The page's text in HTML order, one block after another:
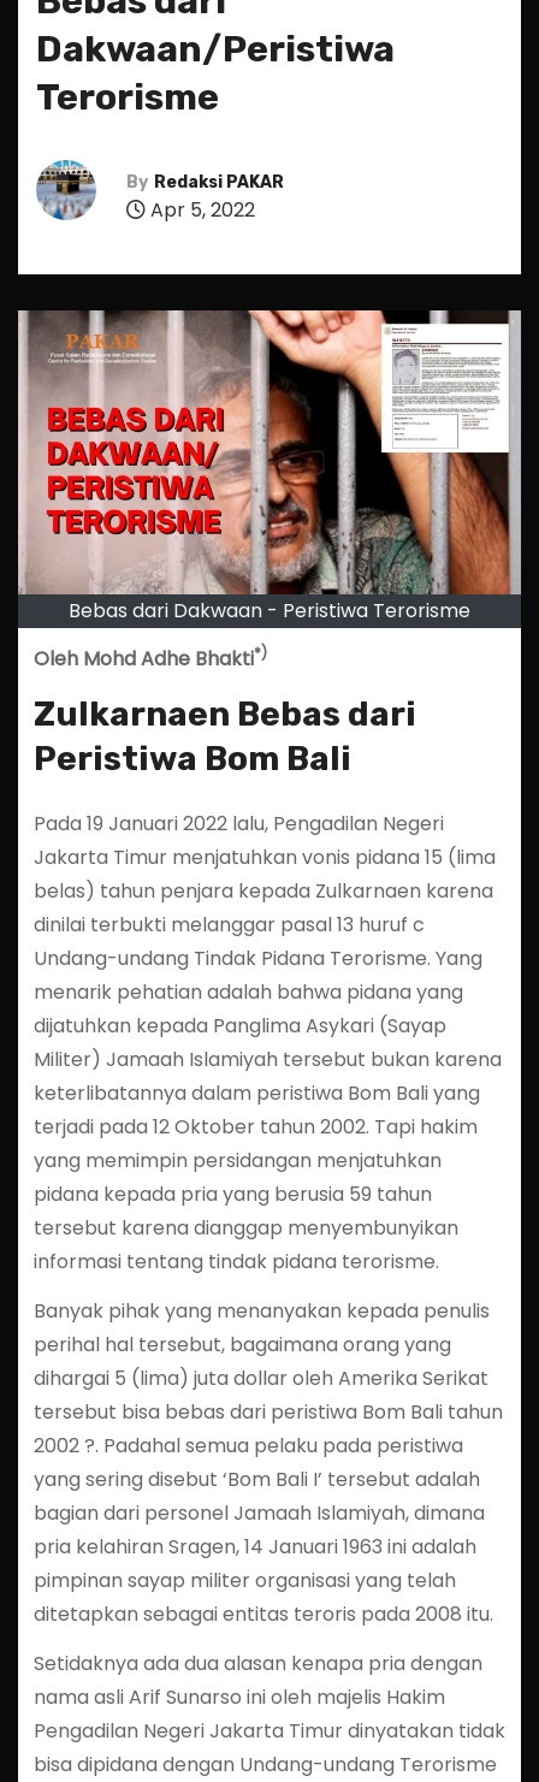
Dakwaan/Peristiwa
Terorisme
By Redaksi PAKAR
Apr 5, 2022
Bebas dari Dakwaan - Peristiwa Terorisme
Oleh Mohd Adhe Bhakti*)
Zulkarnaen Bebas dari
Peristiwa Bom Bali
Pada 19 Januari 2022 lalu, Pengadilan Negeri
Jakarta Timur menjatuhkan vonis pidana 15 (lima
belas) tahun penjara kepada Zulkarnaen karena
dinilai terbukti melanggar pasal 13 huruf c
Undang-undang Tindak Pidana Terorisme. Yang
menarik pehatian adalah bahwa pidana yang
dijatuhkan kepada Panglima Asykari (Sayap
Militer) Jamaah Islamiyah tersebut bukan karena
keterlibatannya dalam peristiwa Bom Bali yang
terjadi pada 12 Oktober tahun 2002. Tapi hakim
yang memimpin persidangan menjatuhkan
pidana kepada pria yang berusia 59 tahun
tersebut karena dianggap menyembunyikan
informasi tentang tindak pidana terorisme.
Banyak pihak yang menanyakan kepada penulis
perihal hal tersebut, bagaimana orang yang
dihargai 5 (lima) juta dollar oleh Amerika Serikat
tersebut bisa bebas dari peristiwa Bom Bali tahun
2002 ?. Padahal semua pelaku pada peristiwa
yang sering disebut ‘Bom Bali I’ tersebut adalah
bagian dari personel Jamaah Islamiyah, dimana
pria kelahiran Sragen, 14 Januari 1963 ini adalah
pimpinan sayap militer organisasi yang telah
ditetapkan sebagai entitas teroris pada 2008 itu.
Setidaknya ada dua alasan kenapa pria dengan
nama asli Arif Sunarso ini oleh majelis Hakim
Pengadilan Negeri Jakarta Timur dinyatakan tidak
bisa dipidana dengan Undang-undang Terorisme